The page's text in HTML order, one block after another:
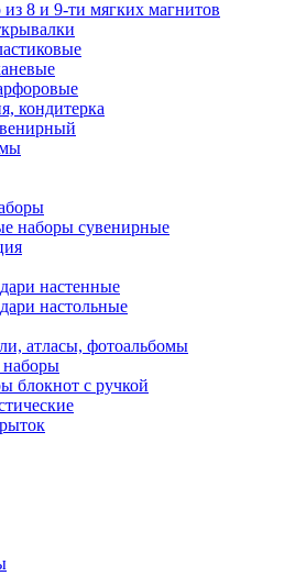
8 и 9-ти мягких магнитов
кондитерка
наборы сувенирные
настенные
настольные
атласы, фотоальбомы
блокнот с ручкой